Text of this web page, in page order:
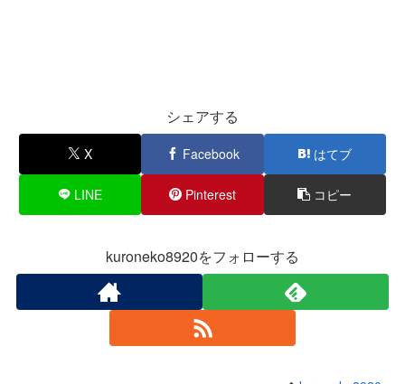
シェアする
X Facebook はてブ
LINE Pinterest コピー
kuroneko8920をフォローする